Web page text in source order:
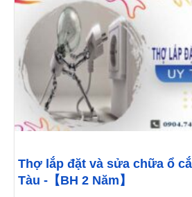
Thợ lắp đặt và sửa chữa ổ
Tàu -【BH 2 Năm】